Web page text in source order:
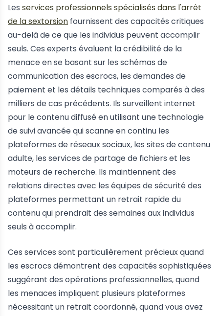
Les services professionnels spécialisés dans l'arrêt
de la sextorsion fournissent des capacités critiques
au-delà de ce que les individus peuvent accomplir
seuls. Ces experts évaluent la crédibilité de la
menace en se basant sur les schémas de
communication des escrocs, les demandes de
paiement et les détails techniques comparés à des
milliers de cas précédents. Ils surveillent internet
pour le contenu diffusé en utilisant une technologie
de suivi avancée qui scanne en continu les
plateformes de réseaux sociaux, les sites de contenu
adulte, les services de partage de fichiers et les
moteurs de recherche. Ils maintiennent des
relations directes avec les équipes de sécurité des
plateformes permettant un retrait rapide du
contenu qui prendrait des semaines aux individus
seuls à accomplir.
Ces services sont particulièrement précieux quand
les escrocs démontrent des capacités sophistiquées
suggérant des opérations professionnelles, quand
les menaces impliquent plusieurs plateformes
nécessitant un retrait coordonné, quand vous avez